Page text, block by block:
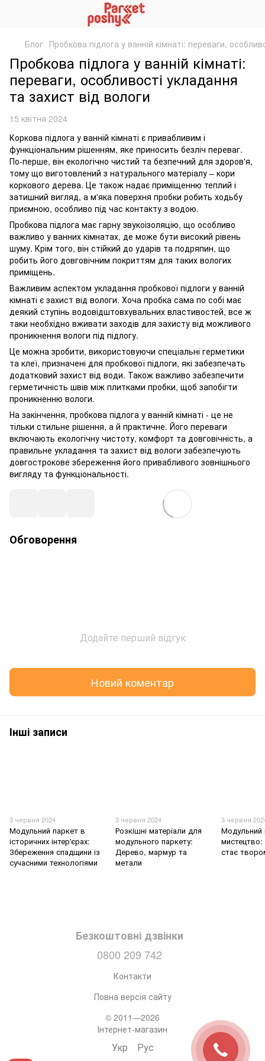
Блог Пробкова підлога у ванній кімнаті: переваги,
Пробкова підлога у ванній кімнаті:
переваги, особливості укладання
та захист від вологи
15 квітня 2024
Коркова підлога у ванній кімнаті є привабливим і
функціональним рішенням, яке приносить безліч переваг.
По-перше, він екологічно чистий та безпечний для здоров'я,
тому що виготовлений з натурального матеріалу – кори
коркового дерева. Це також надає приміщенню теплий і
затишний вигляд, а м'яка поверхня пробки робить ходьбу
приємною, особливо під час контакту з водою.
Пробкова підлога має гарну звукоізоляцію, що особливо
важливо у ванних кімнатах, де може бути високий рівень
шуму. Крім того, він стійкий до ударів та подряпин, що
робить його довговічним покриттям для таких вологих
приміщень.
Важливим аспектом укладання пробкової підлоги у ванній
кімнаті є захист від вологи. Хоча пробка сама по собі має
деякий ступінь водовідштовхувальних властивостей, все ж
таки необхідно вживати заходів для захисту від можливого
проникнення вологи під підлогу.
Це можна зробити, використовуючи спеціальні герметики
та клеї, призначені для пробкової підлоги, які забезпечать
додатковий захист від води. Також важливо забезпечити
герметичність швів між плитками пробки, щоб запобігти
проникненню вологи.
На закінчення, пробкова підлога у ванній кімнаті - це не
тільки стильне рішення, а й практичне. Його переваги
включають екологічну чистоту, комфорт та довговічність, а
правильне укладання та захист від вологи забезпечують
довгострокове збереження його привабливого зовнішнього
вигляду та функціональності.
Обговорення
Додайте перший відгук
Новий коментар
Інші записи
3 червня 2024
Модульний паркет в
історичних інтер'єрах:
Збереження спадщини із
сучасними технологіями
3 червня 2024
Розкішні матеріали для
модульного паркету:
Дерево, мармур та
метали
3 червня
Модульний
мистецтво:
стає
Безкоштовні дзвінки
0800 209 742
Контакти
Повна версія сайту
© 2011—2026
Інтернет-магазин
Укр Рус